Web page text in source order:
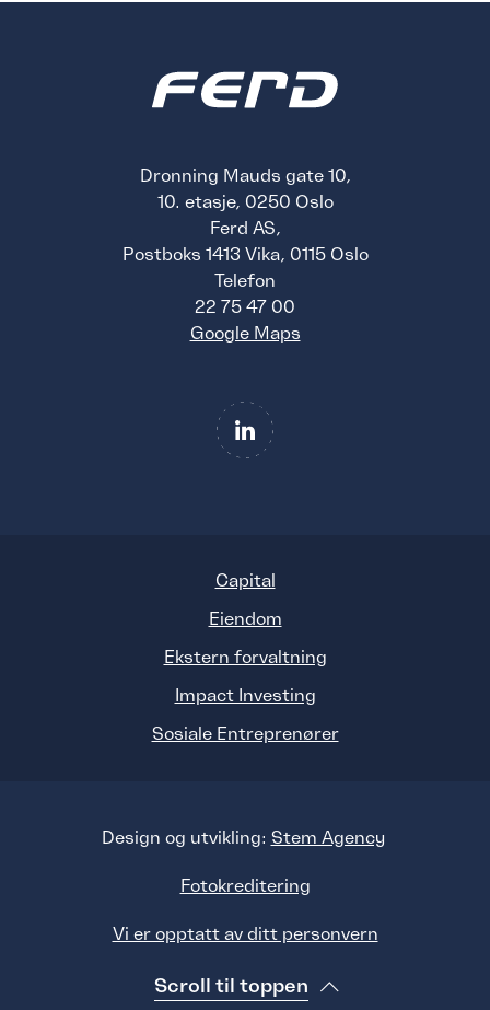
Dronning Mauds gate 10,
10. etasje, 0250 Oslo
Ferd AS,
Postboks 1413 Vika, 0115 Oslo
Telefon
22 75 47 00
Google Maps
Capital
Eiendom
Ekstern forvaltning
Impact Investing
Sosiale Entreprenører
Design og utvikling: Stem Agency
Fotokreditering
Vi er opptatt av ditt personvern
Scroll til toppen